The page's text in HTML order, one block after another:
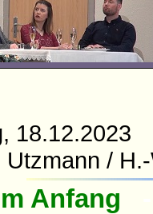
Utzmann /
Anfang